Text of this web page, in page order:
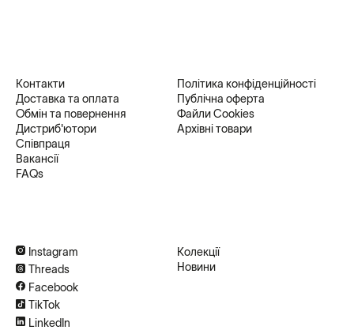
Instagram
Threads
Facebook
TikTok
LinkedIn
Контакти
Доставка та оплата
Обмін та повернення
Дистриб'ютори
Співпраця
Вакансії
FAQs
Політика конфіденційності
Публічна оферта
Файли Cookies
Архівні товари
Колекції
Новини